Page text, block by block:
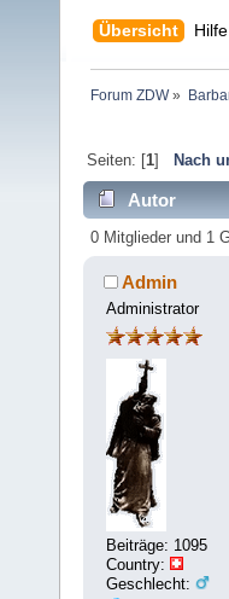
Übersicht Hilfe
Forum ZDW»
Seiten: [1] Nach
Autor
0 Mitglieder und 1
Admin
Administrator
Beiträge: 1095
Country:
Geschlecht: